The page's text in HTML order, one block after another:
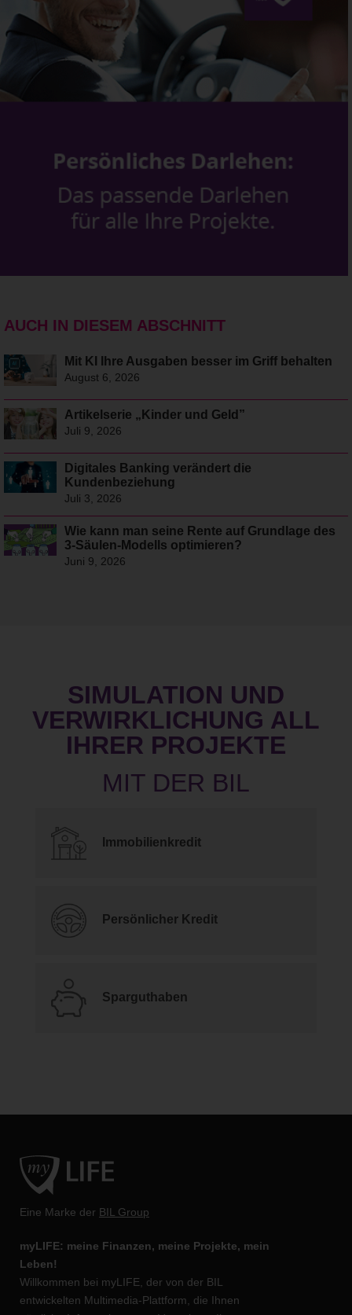
AUCH IN DIESEM ABSCHNITT
Mit KI Ihre Ausgaben besser im Griff behalten
August 6, 2026
Artikelserie „Kinder und Geld”
Juli 9, 2026
Digitales Banking verändert die
Kundenbeziehung
Juli 3, 2026
Wie kann man seine Rente auf Grundlage des
3-Säulen-Modells optimieren?
Juni 9, 2026
SIMULATION UND
VERWIRKLICHUNG ALL
IHRER PROJEKTE
Immobilienkredit
Persönlicher Kredit
Sparguthaben
Eine Marke der BIL Group
myLIFE: meine Finanzen, meine Projekte, mein
Leben!
Willkommen bei myLIFE, der von der BIL
entwickelten Multimedia-Plattform, die Ihnen